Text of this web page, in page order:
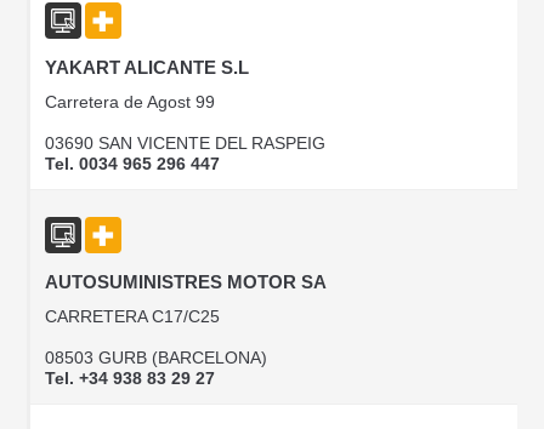
YAKART ALICANTE S.L
Carretera de Agost 99
03690 SAN VICENTE DEL RASPEIG
Tel. 0034 965 296 447
AUTOSUMINISTRES MOTOR SA
CARRETERA C17/C25
08503 GURB (BARCELONA)
Tel. +34 938 83 29 27